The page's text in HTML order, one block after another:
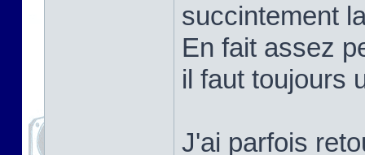
succintement
En fait assez
il faut toujours
J'ai parfois